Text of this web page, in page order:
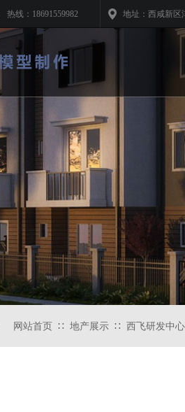
热线： 18691559982 地址： 西咸新区
网站首页 ∷ 地产展示 ∷ 西飞研发中心